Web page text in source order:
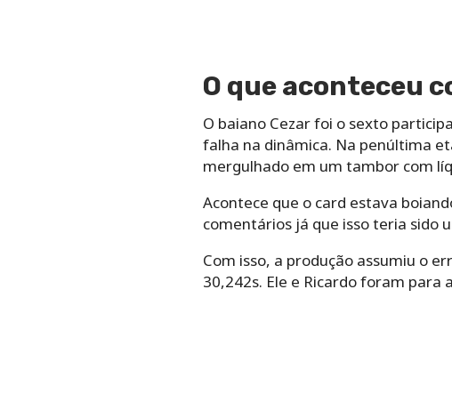
O que aconteceu
O baiano Cezar foi o sexto
falha na dinâmica. Na penúltima
mergulhado em um tambor com
Acontece que o card estava
comentários já que isso teria sido
Com isso, a produção assumiu o
30,242s. Ele e Ricardo foram para